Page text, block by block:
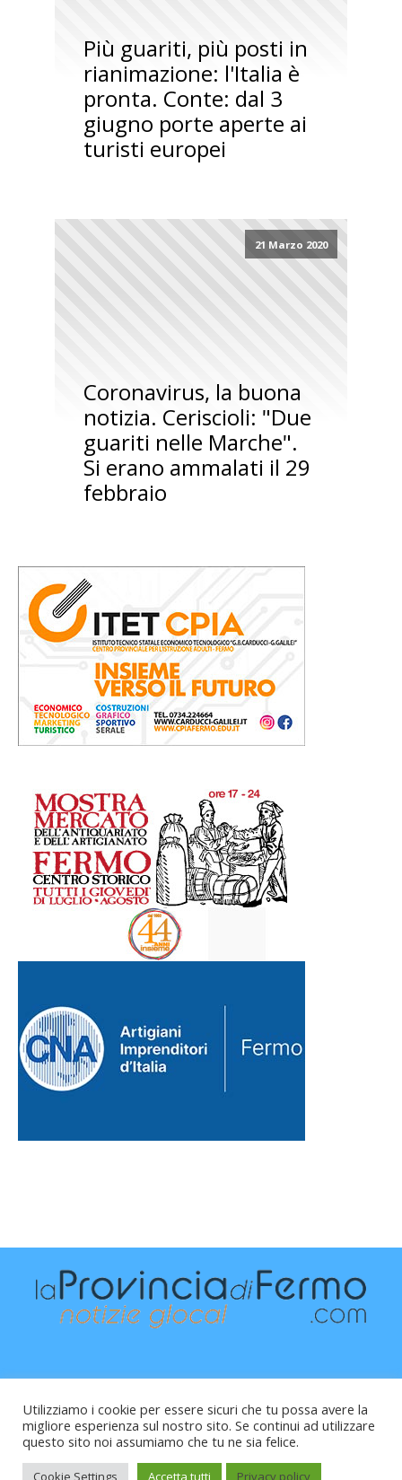
Più guariti, più posti in
rianimazione: l'Italia è
pronta. Conte: dal 3
giugno porte aperte ai
turisti europei
21 Marzo 2020
Coronavirus, la buona
notizia. Ceriscioli: "Due
guariti nelle Marche".
Si erano ammalati il 29
febbraio
Raffaele Vitali - via Leopardi 10 - 61121 Pesaro (PU) -
Cod.Fisc VTLRFL77B02L500Y - Testata giornalistica, aut.
Utilizziamo i cookie per essere sicuri che tu possa avere la
migliore esperienza sul nostro sito. Se continui ad utilizzare
questo sito noi assumiamo che tu ne sia felice.
Cookie Settings Accetta tutti Privacy policy